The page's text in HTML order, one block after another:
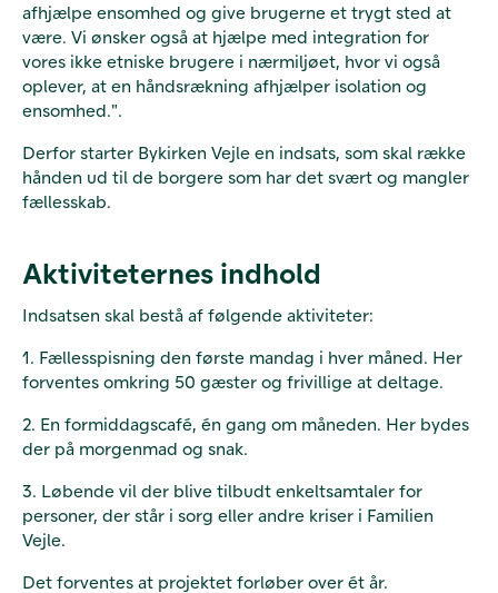
afhjælpe ensomhed og give brugerne et trygt sted at
være. Vi ønsker også at hjælpe med integration for
vores ikke etniske brugere i nærmiljøet, hvor vi også
oplever, at en håndsrækning afhjælper isolation og
ensomhed.".
Derfor starter Bykirken Vejle en indsats, som skal række
hånden ud til de borgere som har det svært og mangler
fællesskab.
Aktiviteternes indhold
Indsatsen skal bestå af følgende aktiviteter:
1. Fællesspisning den første mandag i hver måned. Her
forventes omkring 50 gæster og frivillige at deltage.
2. En formiddagscafé, én gang om måneden. Her bydes
der på morgenmad og snak.
3. Løbende vil der blive tilbudt enkeltsamtaler for
personer, der står i sorg eller andre kriser i Familien
Vejle.
Det forventes at projektet forløber over ét år.